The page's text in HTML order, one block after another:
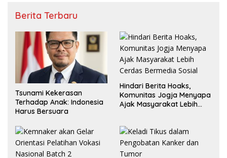
Berita Terbaru
Tsunami Kekerasan
Terhadap Anak: Indonesia
Harus Bersuara
Hindari Berita Hoaks,
Komunitas Jogja Menyapa
Ajak Masyarakat Lebih